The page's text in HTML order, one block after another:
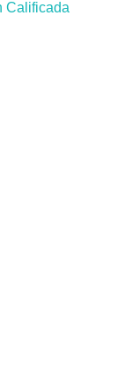
Calificada